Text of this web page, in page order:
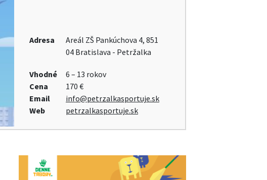
Adresa
Areál ZŠ Pankúchova 4, 851
04 Bratislava - Petržalka
Vhodné
6 – 13 rokov
Cena
170 €
Email
info@petrzalkasportuje.sk
Web
petrzalkasportuje.sk